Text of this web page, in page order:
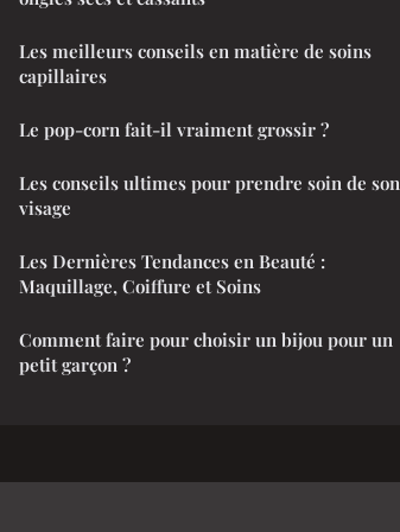
Les meilleurs conseils en matière de soins
capillaires
Le pop-corn fait-il vraiment grossir ?
Les conseils ultimes pour prendre soin de son
visage
Les Dernières Tendances en Beauté :
Maquillage, Coiffure et Soins
Comment faire pour choisir un bijou pour un
petit garçon ?